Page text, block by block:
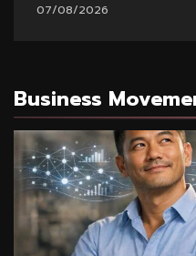
07/08/2026
Business